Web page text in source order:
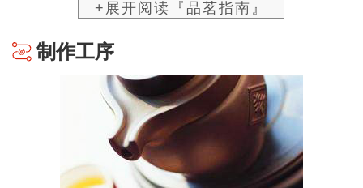
+展开阅读『品茗指南』
制作工序